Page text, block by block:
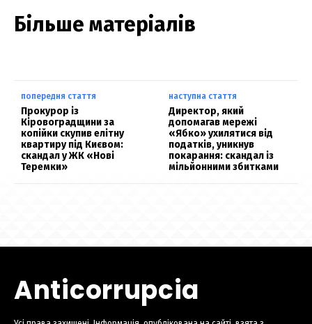
Більше матеріалів
попередня стаття
Прокурор із
Кіровоградщини за
копійки скупив елітну
квартиру під Києвом:
скандал у ЖК «Нові
Теремки»
наступна стаття
Директор, який
допомагав мережі
«Ябко» ухилятися від
податків, уникнув
покарання: скандал із
мільйонними збитками
Anticorrupcia